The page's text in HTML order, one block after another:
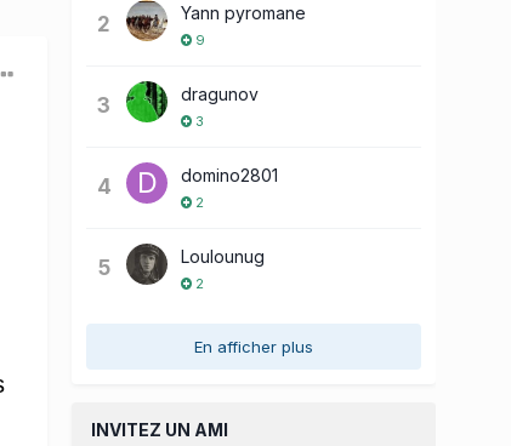
2 Yann pyromane
9
3 dragunov
3
4 domino2801
2
5 Loulounug
2
En afficher plus
INVITEZ UN AMI